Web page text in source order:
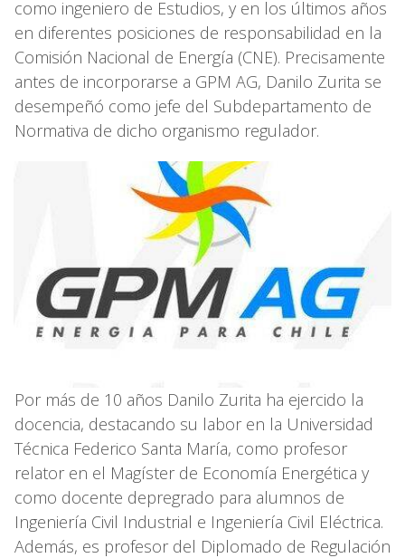
como ingeniero de Estudios, y en los últimos años
en diferentes posiciones de responsabilidad en la
Comisión Nacional de Energía (CNE). Precisamente
antes de incorporarse a GPM AG, Danilo Zurita se
desempeñó como jefe del Subdepartamento de
Normativa de dicho organismo regulador.
Por más de 10 años Danilo Zurita ha ejercido la
docencia, destacando su labor en la Universidad
Técnica Federico Santa María, como profesor
relator en el Magíster de Economía Energética y
como docente depregrado para alumnos de
Ingeniería Civil Industrial e Ingeniería Civil Eléctrica.
Además, es profesor del Diplomado de Regulación